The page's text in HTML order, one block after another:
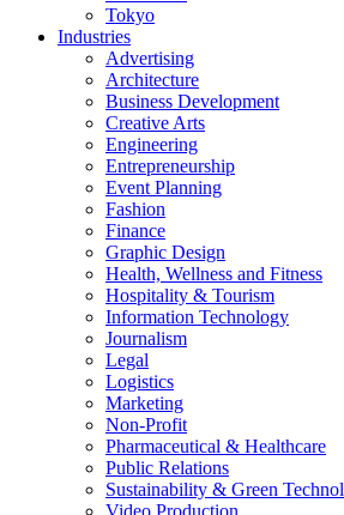
Tokyo
Industries
Advertising
Architecture
Business Development
Creative Arts
Engineering
Entrepreneurship
Event Planning
Fashion
Finance
Graphic Design
Health, Wellness and Fitness
Hospitality & Tourism
Information Technology
Journalism
Legal
Logistics
Marketing
Non-Profit
Pharmaceutical & Healthcare
Public Relations
Sustainability & Green
Video Production